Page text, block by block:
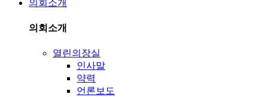
의회소개
의회소개
열린의장실
인사말
약력
언론보도